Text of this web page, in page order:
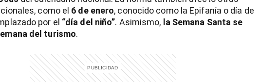
como el 6 de enero, conocido como la Epifanía o día de
por el “día del niño”. Asimismo, la Semana Santa se
del turismo.